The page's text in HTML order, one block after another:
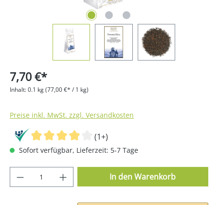
7,70 €*
Inhalt:0.1 kg(77,00 €* / 1 kg)
Preise inkl. MwSt. zzgl. Versandkosten
(1+)
Sofort verfügbar, Lieferzeit: 5-7 Tage
Produkt Anzahl: Gib den gewünschten
In den Warenkorb